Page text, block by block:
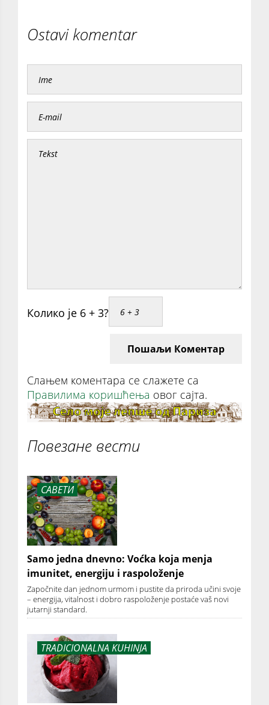
Ostavi komentar
Колико је 6 + 3?
Пошаљи Коментар
Слањем коментара се слажете са
Правилима коришћења овог сајта.
Повезане вести
САВЕТИ
Samo jedna dnevno: Voćka koja menja
imunitet, energiju i raspoloženje
Započnite dan jednom urmom i pustite da priroda učini svoje
– energija, vitalnost i dobro raspoloženje postaće vaš novi
jutarnji standard.
TRADICIONALNA KUHINJA